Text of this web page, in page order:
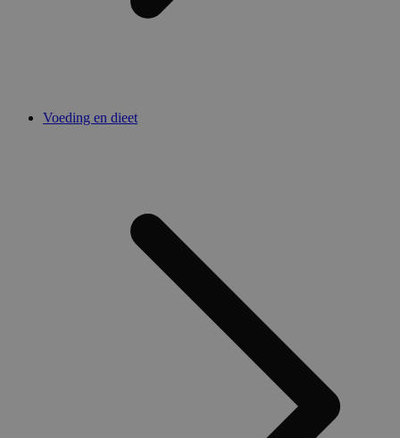
Voeding en dieet